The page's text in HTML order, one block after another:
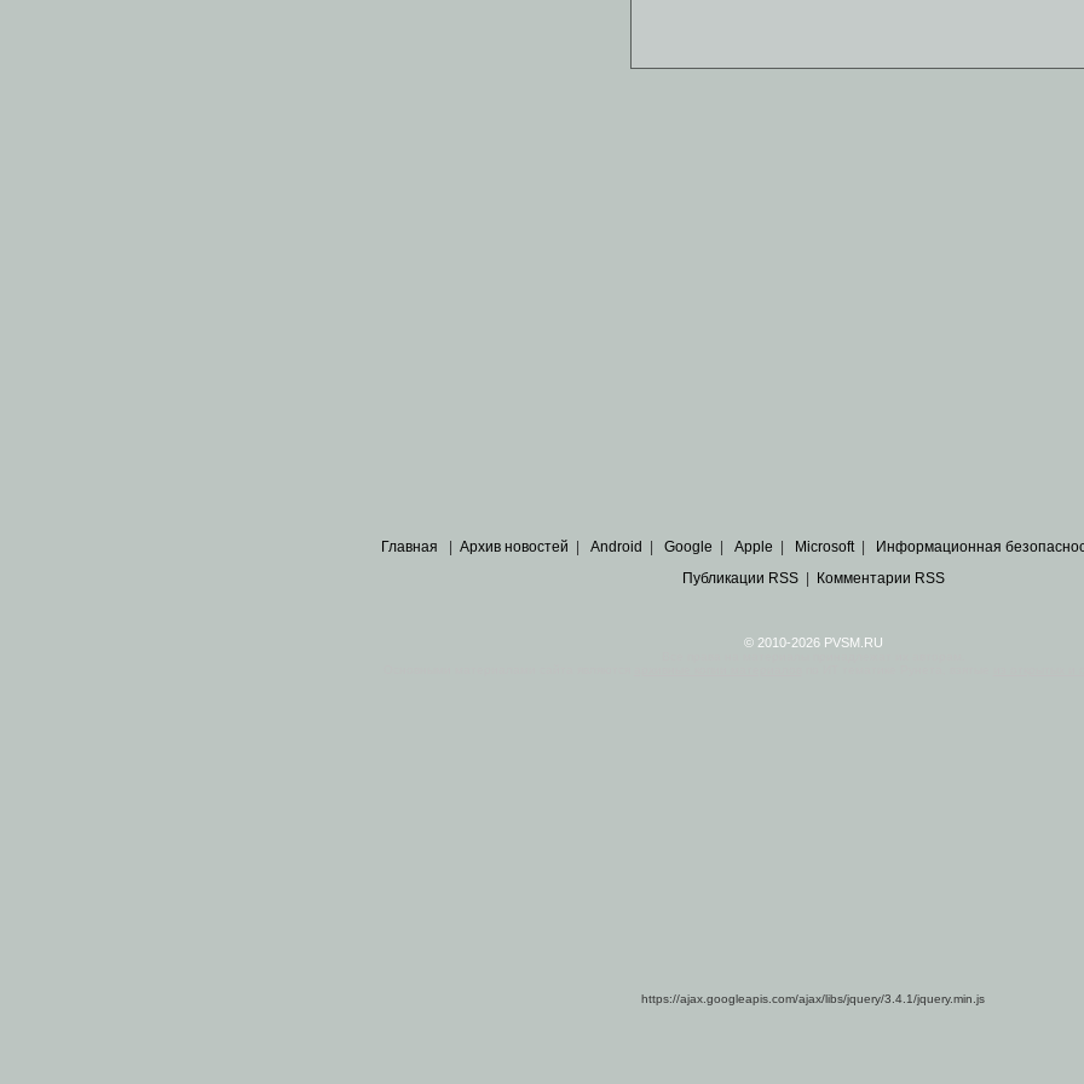
Главная Архив новостей Android Google Apple Microsoft| Информационная
Публикации RSS| Комментарии RSS
© 2010-2026 PVSM.RU
https://ajax.googleapis.com/ajax/libs/jquery/3.4.1/jquery.min.js